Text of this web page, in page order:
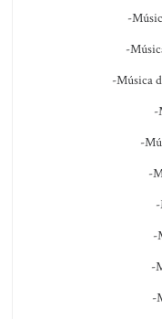
-
-
-Música
-
-
-
-
-
-